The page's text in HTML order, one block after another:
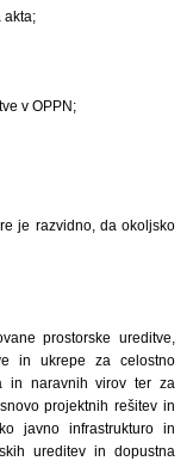
akta;
v OPPN;
je razvidno, da okoljsko
prostorske ureditve,
in ukrepe za celostno
in naravnih virov ter za
projektnih rešitev in
javno infrastrukturo in
ureditev in dopustna